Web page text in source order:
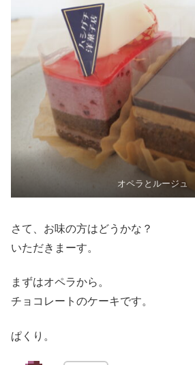
オペラとルージュ
さて、お味の方はどうかな？
いただきまーす。
まずはオペラから。
チョコレートのケーキです。
ぱくり。